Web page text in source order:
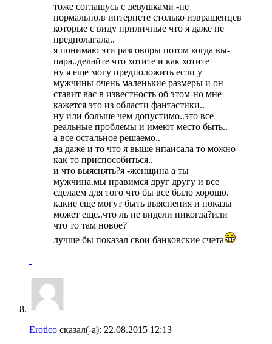
тоже соглашусь с девушками -не
нормально.в интернете столько извращенцев
которые с виду приличные что я даже не
предполагала..
я понимаю эти разговоры потом когда вы-
пара..делайте что хотите и как хотите
ну я еще могу предположить если у
мужчины очень маленькие размеры и он
ставит вас в известность об этом-но мне
кажется это из области фантастики..
ну или больше чем допустимо..это все
реальные проблемы и имеют место быть..
а все остальное решаемо..
да даже и то что я выше нпаисала то можно
как то приспособиться..
и что выяснять?я -женщина а ты
мужчина.мы нравимся друг другу и все
сделаем для того что бы все было хорошо.
какие еще могут быть выяснения и показы
может еще..что ль не видели никогда?или
что то там новое?
лучше бы показал свои банковские счета
Erotico сказал(-а): 22.08.2015 12:13